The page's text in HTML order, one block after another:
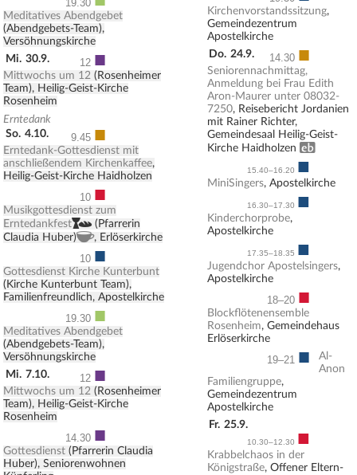
19.30
Meditatives Abendgebet
(Abendgebets-Team),
Versöhnungskirche
Mi. 30.9. 12 ■
Mittwochs um 12 (Rosenheimer
Team), Heilig-Geist-Kirche
Rosenheim
Erntedank
So. 4.10. 9.45 ■
Erntedank-Gottesdienst mit
anschließendem Kirchenkaffee,
Heilig-Geist-Kirche Haidholzen
10 ■
Musikgottesdienst zum
Erntedankfest, (Pfarrerin
Claudia Huber), Kirchenkaffee, Erlöserkirche
10 ■
Gottesdienst Kirche Kunterbunt
(Kirche Kunterbunt Team),
Familienfreundlich, Apostelkirche
19.30 ■
Meditatives Abendgebet
(Abendgebets-Team),
Versöhnungskirche
Mi. 7.10. 12 ■
Mittwochs um 12 (Rosenheimer
Team), Heilig-Geist-Kirche
Rosenheim
14.30 ■
Gottesdienst (Pfarrerin Claudia
Huber), Seniorenwohnen
Kirchenvorstandssitzung,
Gemeindezentrum
Apostelkirche
Do. 24.9. 14.30 ■
Seniorennachmittag,
Anmeldung bei Frau Edith
Aron-Maurer unter 08032-
7250, Reisebericht Jordanien
mit Rainer Richter,
Gemeindesaal Heilig-Geist-
Kirche Haidholzen Erwachsenenbildung
15.40–16.20 ■
MiniSingers, Apostelkirche
16.30–17.30 ■
Kinderchorprobe,
Apostelkirche
17.35–18.35 ■
Jugendchor Apostelsingers,
Apostelkirche
18–20 ■
Blockflötenensemble
Rosenheim, Gemeindehaus
Erlöserkirche
19–21 ■
Al-
Anon
Familiengruppe,
Gemeindezentrum
Apostelkirche
Fr. 25.9.
10.30–12.30 ■
Krabbelchaos in der
Königstraße, Offener Eltern-